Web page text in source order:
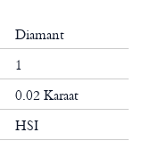
Diamant
1
0.02 Karaat
HSI